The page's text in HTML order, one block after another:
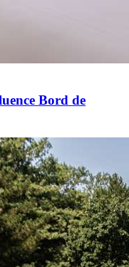
Bord de